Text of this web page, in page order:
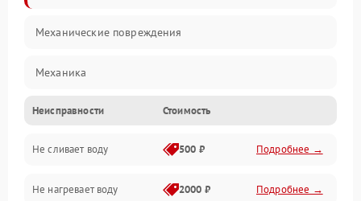
Механические повреждения
Механика
Управление
Электропитание
Датчики
Неисправности Стоимость
Не сливает воду 500 ₽ Подробнее →
Не нагревает воду 2000 ₽ Подробнее →